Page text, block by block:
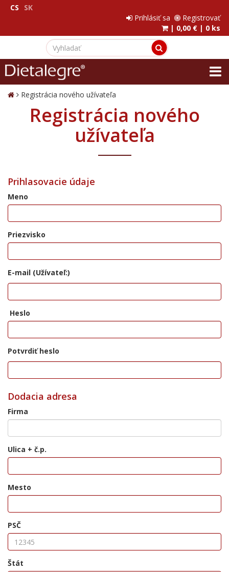
CS
SK
Prihlásiť sa
Registrovať
| 0,00 € | 0 ks
Registrácia nového užívateľa
Registrácia nového
užívateľa
Prihlasovacie údaje
Meno
Priezvisko
E-mail (Užívateľ:)
Heslo
Potvrdiť heslo
Dodacia adresa
Firma
Ulica + č.p.
Mesto
PSČ
Štát